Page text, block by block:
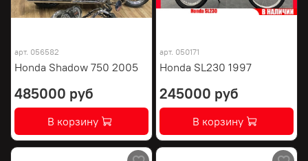
арт. 056582
Honda Shadow 750 2005
485000 руб
В корзину
арт. 050171
Honda SL230 1997
245000 руб
В корзину